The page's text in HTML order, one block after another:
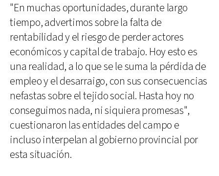
"En muchas oportunidades, durante largo
tiempo, advertimos sobre la falta de
rentabilidad y el riesgo de perder actores
económicos y capital de trabajo. Hoy esto es
una realidad, a lo que se le suma la pérdida de
empleo y el desarraigo, con sus consecuencias
nefastas sobre el tejido social. Hasta hoy no
conseguimos nada, ni siquiera promesas",
cuestionaron las entidades del campo e
incluso interpelan al gobierno provincial por
esta situación.